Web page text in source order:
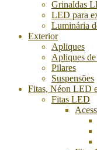
Grinaldas
LED para
Luminária
Exterior
Apliques
Apliques
Pilares
Suspensões
Fitas, Néon LED
Fitas LED